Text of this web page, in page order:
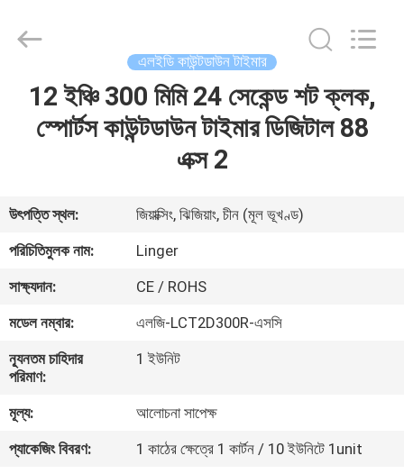
বাড়ি
আমাদের
সম্পর্কে
কারখানা
ভ্রমণ
নিয়ন্ত্রণ
Technology
Reserved.
এলইডি কাউন্টডাউন টাইমার
12 ইঞ্চি 300 মিমি 24 সেকেন্ড শট ক্লক,
স্পোর্টস কাউন্টডাউন টাইমার ডিজিটাল 88
এক্স 2
উৎপত্তি স্থল:
জিয়াক্সিং, ঝিজিয়াং, চীন (মূল ভূখণ্ড)
পরিচিতিমুলক নাম:
Linger
সাক্ষ্যদান:
CE / ROHS
মডেল নম্বার:
এলজি-LCT2D300R-এসসি
ন্যূনতম চাহিদার
পরিমাণ:
1 ইউনিট
মূল্য:
আলোচনা সাপেক্ষ
প্যাকেজিং বিবরণ:
1 কাঠের ক্ষেত্রে 1 কার্টন / 10 ইউনিটে 1unit